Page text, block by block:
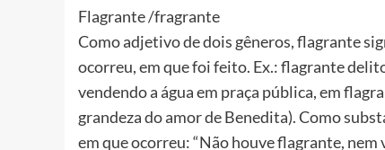
Flagrante /fragrante
Como adjetivo de dois gêneros, flagrante
ocorreu, em que foi feito. Ex.: flagrante
vendendo a água em praça pública, em
grandeza do amor de Benedita). Como
em que ocorreu: “Não houve flagrante,